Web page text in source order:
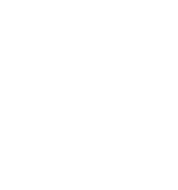
srác Zalában azt hitte, jobb
ablakán, mint
aki helikopter-